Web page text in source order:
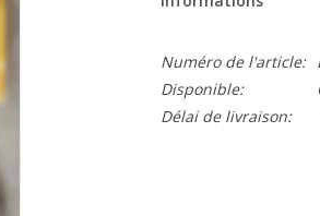
Numéro de l'article:
Disponible:
Délai de livraison: